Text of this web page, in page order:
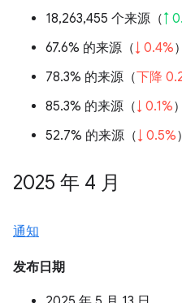
18,263,455 个来源（↑
67.6% 的来源（↓ 0.4%
78.3% 的来源（下降
85.3% 的来源（↓ 0.1%
52.7% 的来源（↓ 0.5%
2025 年 4 月
通知
发布日期